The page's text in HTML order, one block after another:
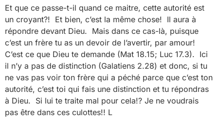
Et que ce passe-t-il quand ce maitre, cette autorité est
un croyant?! Et bien, c’est la même chose! Il aura à
répondre devant Dieu. Mais dans ce cas-là, puisque
c’est un frère tu as un devoir de l’avertir, par amour!
C’est ce que Dieu te demande (Mat 18.15; Luc 17.3). Ici
il n’y a pas de distinction (Galatiens 2.28) et donc, si tu
ne vas pas voir ton frère qui a péché parce que c’est ton
autorité, c’est toi qui fais une distinction et tu répondras
à Dieu. Si lui te traite mal pour cela!? Je ne voudrais
pas être dans ces culottes!! L